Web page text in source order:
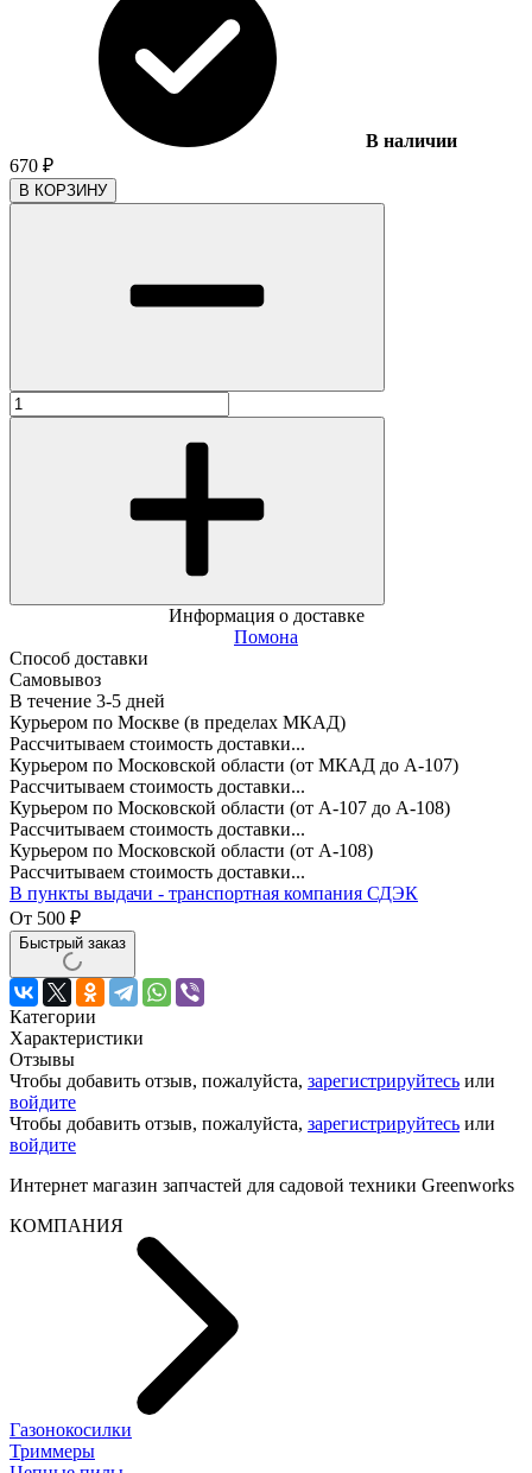
В наличии
670 ₽
В КОРЗИНУ
Информация о доставке
Помона
Способ доставки
Самовывоз
В течение 3-5 дней
Курьером по Москве (в пределах МКАД)
Рассчитываем стоимость доставки...
Курьером по Московской области (от МКАД до А-107)
Рассчитываем стоимость доставки...
Курьером по Московской области (от А-107 до А-108)
Рассчитываем стоимость доставки...
Курьером по Московской области (от А-108)
Рассчитываем стоимость доставки...
В пункты выдачи - транспортная компания СДЭК
От 500 ₽
Быстрый заказ
Категории
Характеристики
Отзывы
Чтобы добавить отзыв, пожалуйста, зарегистрируйтесь или
войдите
Чтобы добавить отзыв, пожалуйста, зарегистрируйтесь или
войдите
Интернет магазин запчастей для садовой техники Greenworks
КОМПАНИЯ
Газонокосилки
Триммеры